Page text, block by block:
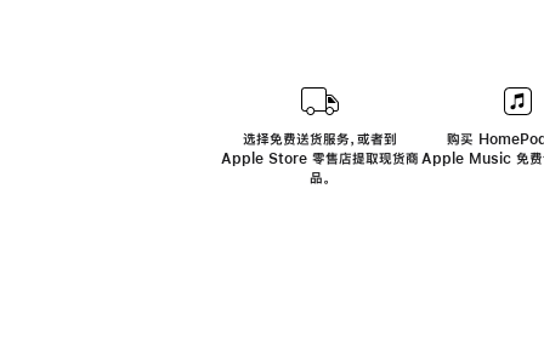
选择免费送货服务，或者到
Apple Store 零售店提取现货商
品。
购买
Apple Music 免费